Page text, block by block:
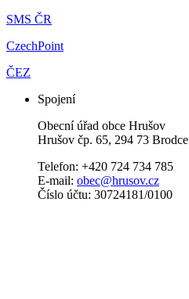
SMS ČR
CzechPoint
ČEZ
Spojení
Obecní úřad obce Hrušov
Hrušov čp. 65, 294 73 Brodce
Telefon: +420 724 734 785
E-mail: obec@hrusov.cz
Číslo účtu: 30724181/0100